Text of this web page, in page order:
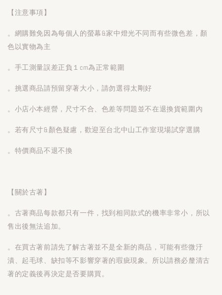
【注意事項】
。網購難免因為每個人的螢幕&家中燈光不同而有些微色差，顏
色以實物為主
。手工測量誤差正負１cm為正常範圍
。挑選商品請預留穿著大小，請勿選得太剛好
。小店小本經營，尺寸不合、色差等問題並不在退換貨範圍內
。若有尺寸&顏色疑慮，歡迎至台北中山工作室現場試穿選購
。特價商品不退不換
【關於古著】
。古著商品每款都只有一件，找到相同款式的機率非常小，所以
售出後無法追加。
。在買古著前請先了解古著並不是全新的商品，可能有些微汙
漬、起毛球、缺扣等不影響穿著的瑕疵現象。所以請務必釐清古
著的定義後再決定是否要購買。